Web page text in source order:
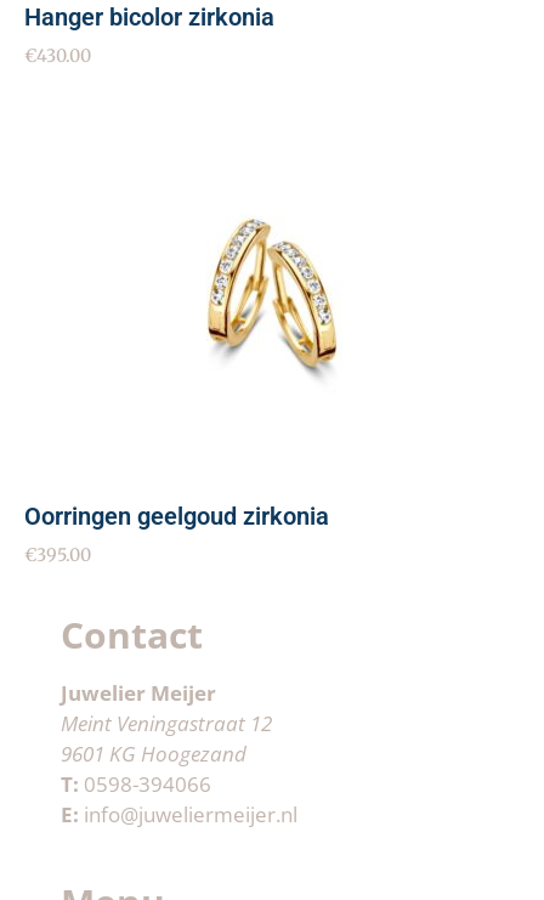
Hanger bicolor zirkonia
€430.00
Oorringen geelgoud zirkonia
€395.00
Contact
Juwelier Meijer
Meint Veningastraat 12
9601 KG Hoogezand
T: 0598-394066
E: info@juweliermeijer.nl